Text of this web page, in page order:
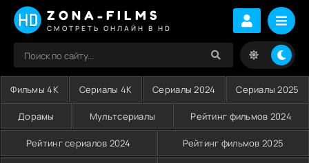
ZONA-FILMS
СМОТРЕТЬ ОНЛАЙН В HD
Фильмы 4K Сериалы 4K Сериалы 2024 Сериалы 2025
Дорамы Мультсериалы Рейтинг фильмов 2024
Рейтинг сериалов 2024 Рейтинг фильмов 2025